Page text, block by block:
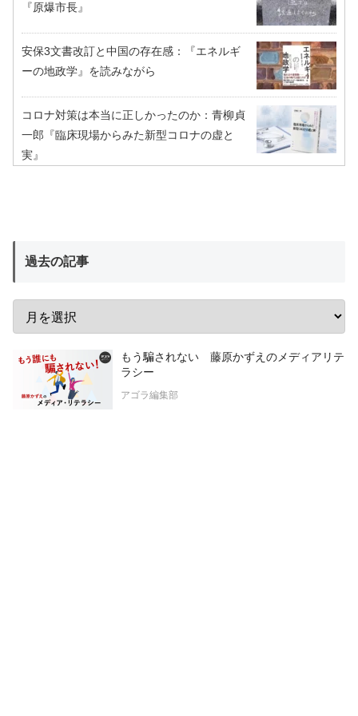
『原爆市長』
安保3文書改訂と中国の存在感：『エネルギ
ーの地政学』を読みながら
コロナ対策は本当に正しかったのか：青柳貞
一郎『臨床現場からみた新型コロナの虚と
実』
過去の記事
もう騙されない 藤原かずえのメディアリテ
ラシー
アゴラ編集部